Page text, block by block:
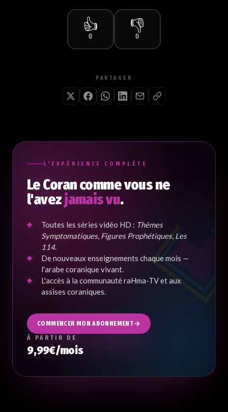
👍
0
👎
0
PARTAGER
L'EXPÉRIENCE COMPLÈTE
Le Coran comme vous ne
l'avezjamais vu.
Toutes les séries vidéo HD : Thèmes
Symptomatiques, Figures Prophétiques, Les
114.
De nouveaux enseignements chaque mois —
l'arabe coranique vivant.
L'accès à la communauté raHma-TV et aux
assises coraniques.
COMMENCER MON ABONNEMENT
À PARTIR DE
9,99€/mois